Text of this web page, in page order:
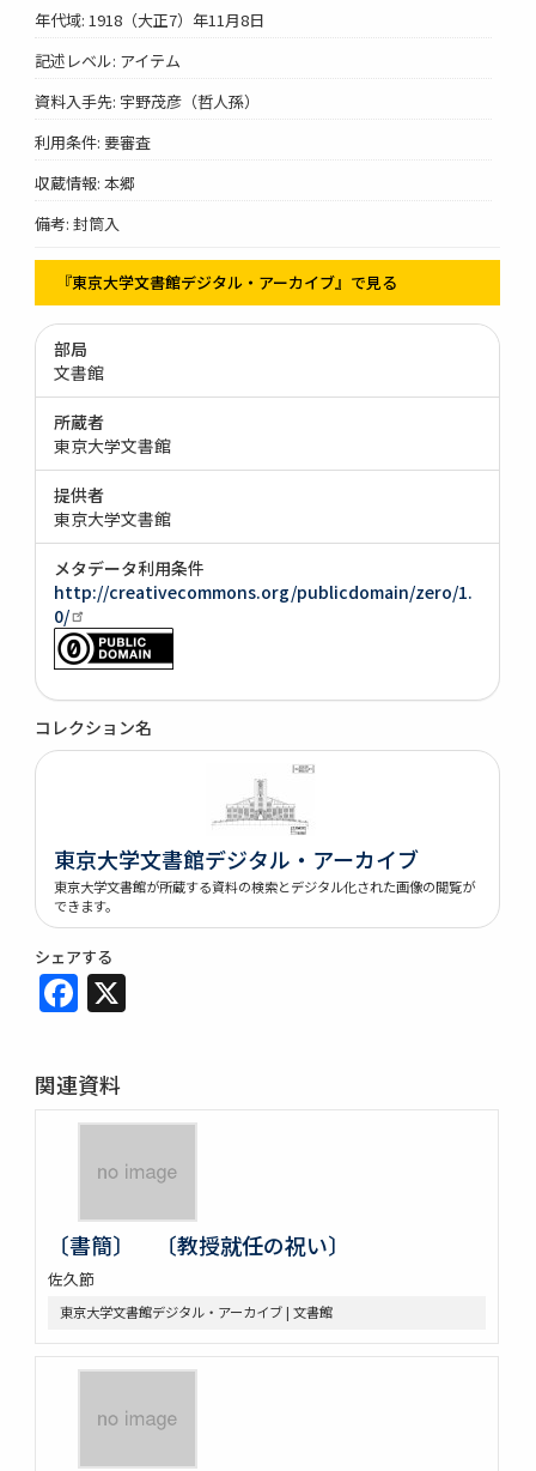
年代域: 1918（大正7）年11月8日
記述レベル: アイテム
資料入手先: 宇野茂彦（哲人孫）
利用条件: 要審査
収蔵情報: 本郷
備考: 封筒入
『東京大学文書館デジタル・アーカイブ』で見る
部局
文書館
所蔵者
東京大学文書館
提供者
東京大学文書館
メタデータ利用条件
http://creativecommons.org/publicdomain/zero/1.
0/
コレクション名
東京大学文書館デジタル・アーカイブ
東京大学文書館が所蔵する資料の検索とデジタル化された画像の閲覧が
できます。
シェアする
Facebook
関連資料
〔書簡〕 〔教授就任の祝い〕
佐久節
東京大学文書館デジタル・アーカイブ | 文書館